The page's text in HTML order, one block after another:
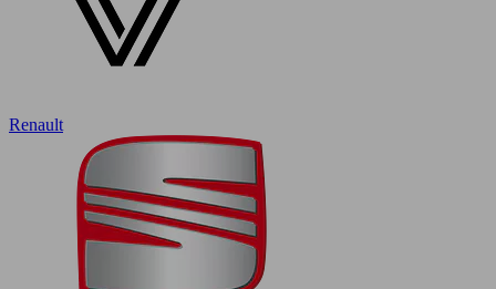
Renault